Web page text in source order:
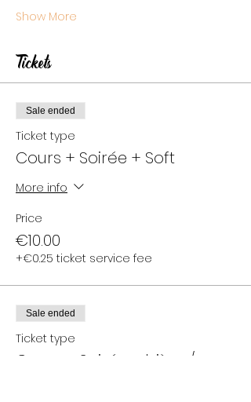
Show More
Tickets
Sale ended
Ticket type
Cours + Soirée + Soft
More info
Price
€10.00
+€0.25 ticket service fee
Sale ended
Ticket type
Cours + Soirée + bière /